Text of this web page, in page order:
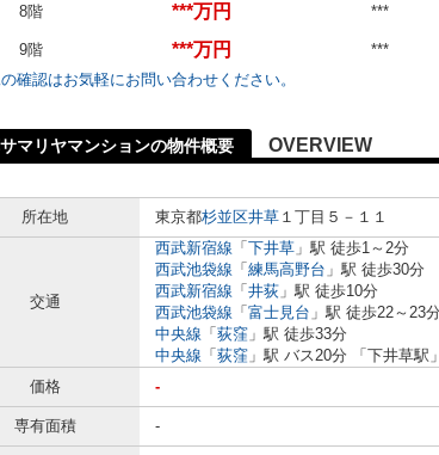
8階 ***万円 ***
9階 ***万円 ***
確認はお気軽にお問い合わせください。
マリヤマンションの物件概要 OVERVIEW
所在地
東京都杉並区井草 １丁目５－１１
交通
西武新宿線 「 下井草 」駅 徒歩1～2分
西武池袋線 「 練馬高野台 」駅 徒歩30分
西武新宿線 「 井荻 」駅 徒歩10分
西武池袋線 「 富士見台 」駅 徒歩22～23分
中央線 「 荻窪 」駅 徒歩33分
中央線 「 荻窪 」駅 バス20分 「下井草駅
価格
-
専有面積 -